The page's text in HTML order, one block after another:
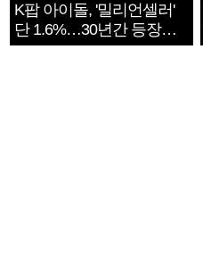
K팝 아이돌, '밀리언셀러'
단 1.6%…30년간 등장
1182개팀 전수조사